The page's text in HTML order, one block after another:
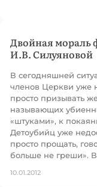
Двойная мораль
И.В. Силуяновой
В сегодняшней
членов Церкви уже
просто призывать
называющих
«штуками», к
Детоубийц уже
просто прощать,
больше не греши». В
10.01.2012